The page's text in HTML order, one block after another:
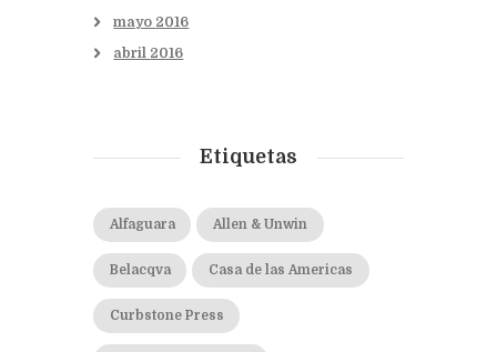
mayo 2016
abril 2016
Etiquetas
Alfaguara Allen & Unwin
Belacqva Casa de las Americas
Curbstone Press